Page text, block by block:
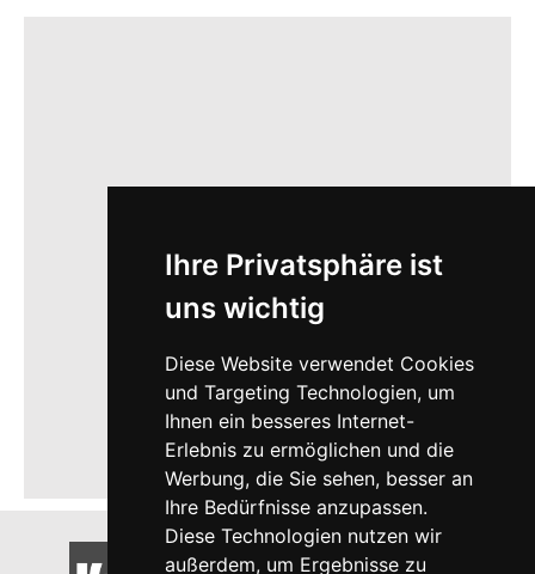
Ihre Privatsphäre ist
uns wichtig
Diese Website verwendet Cookies
und Targeting Technologien, um
Ihnen ein besseres Internet-
Erlebnis zu ermöglichen und die
Werbung, die Sie sehen, besser an
Ihre Bedürfnisse anzupassen.
Diese Technologien nutzen wir
außerdem, um Ergebnisse zu